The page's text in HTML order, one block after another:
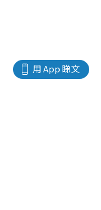
用 App 睇文